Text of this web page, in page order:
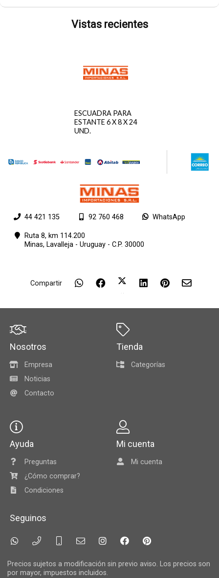
Vistas recientes
ESCUADRA PARA
ESTANTE 6 X 8 X 24
UND.
44 421 135 92 760 468 WhatsApp
Ruta 8, km 114.200
Minas, Lavalleja - Uruguay - C.P. 30000
Compartir
Nosotros
Empresa
Noticias
Contacto
Tienda
Categorías
Ayuda
Preguntas
¿Cómo comprar?
Condiciones
Mi cuenta
Mi cuenta
Seguinos
Precios sujetos a modificación sin previo aviso. Los precios son
por mayor, impuestos incluidos.